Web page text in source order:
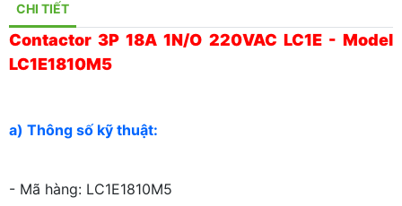
CHI TIẾT
Contactor 3P 18A 1N/O 220VAC LC1E - Model
LC1E1810M5
a) Thông số kỹ thuật:
- Mã hàng: LC1E1810M5